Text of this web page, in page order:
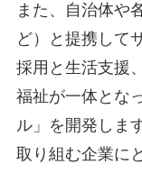
また、自治体や
ど）と提携して
採用と生活支援
福祉が一体とな
ル」を開発しま
取り組む企業に